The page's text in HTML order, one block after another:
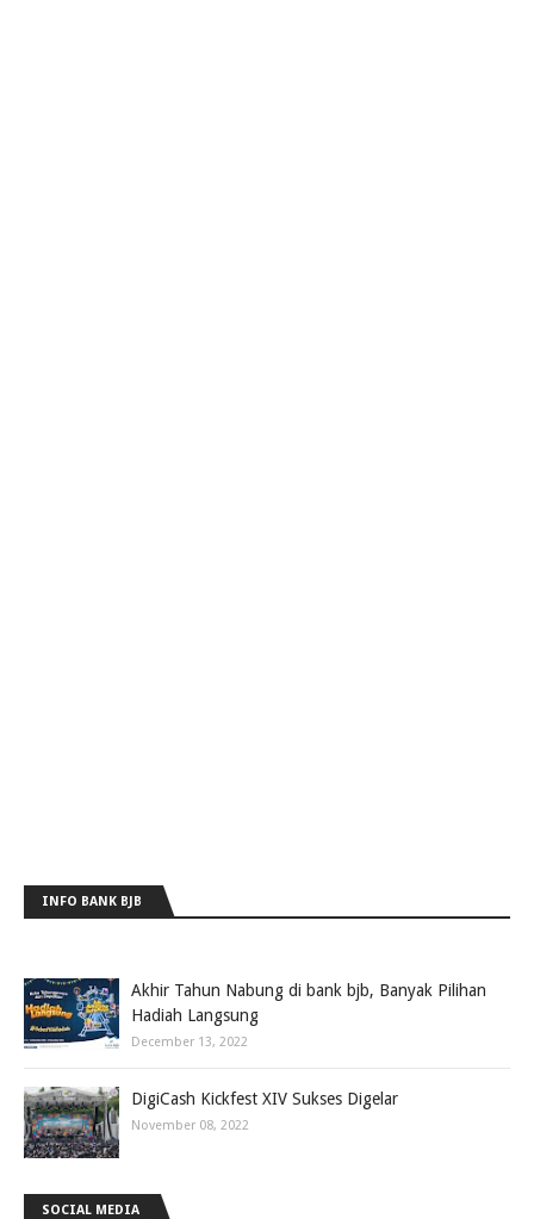
INFO BANK BJB
Akhir Tahun Nabung di bank bjb, Banyak Pilihan
Hadiah Langsung
December 13, 2022
DigiCash Kickfest XIV Sukses Digelar
November 08, 2022
SOCIAL MEDIA